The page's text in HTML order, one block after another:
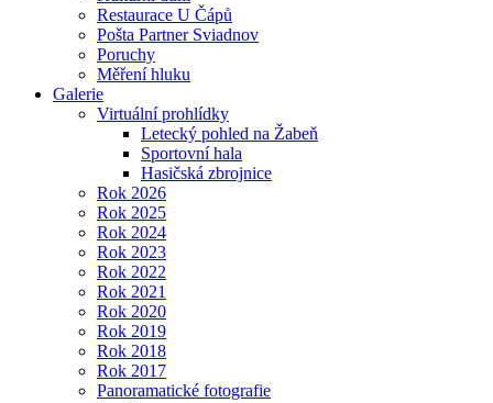
Restaurace U Čápů
Pošta Partner Sviadnov
Poruchy
Měření hluku
Galerie
Virtuální prohlídky
Letecký pohled na Žabeň
Sportovní hala
Hasičská zbrojnice
Rok 2026
Rok 2025
Rok 2024
Rok 2023
Rok 2022
Rok 2021
Rok 2020
Rok 2019
Rok 2018
Rok 2017
Panoramatické fotografie